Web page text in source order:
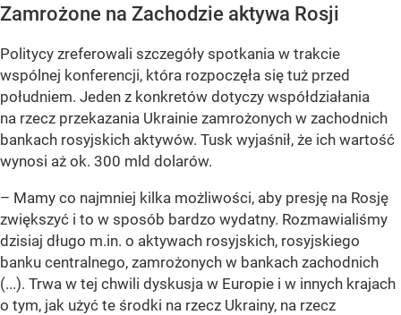
Zamrożone na Zachodzie aktywa Rosji
Politycy zreferowali szczegóły spotkania w trakcie
wspólnej konferencji, która rozpoczęła się tuż przed
południem. Jeden z konkretów dotyczy współdziałania
na rzecz przekazania Ukrainie zamrożonych w zachodnich
bankach rosyjskich aktywów. Tusk wyjaśnił, że ich wartość
wynosi aż ok. 300 mld dolarów.
– Mamy co najmniej kilka możliwości, aby presję na Rosję
zwiększyć i to w sposób bardzo wydatny. Rozmawialiśmy
dzisiaj długo m.in. o aktywach rosyjskich, rosyjskiego
banku centralnego, zamrożonych w bankach zachodnich
(...). Trwa w tej chwili dyskusja w Europie i w innych krajach
o tym, jak użyć te środki na rzecz Ukrainy, na rzecz